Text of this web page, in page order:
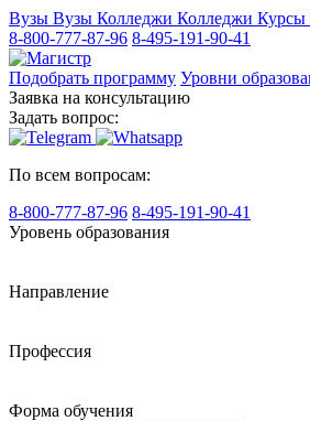
Вузы Вузы Колледжи Колледжи Курсы
8-800-777-87-96 8-495-191-90-41
Подобрать программу Уровни
Заявка на консультацию
Задать вопрос:
По всем вопросам:
8-800-777-87-96 8-495-191-90-41
Уровень образования
Направление
Профессия
Форма обучения